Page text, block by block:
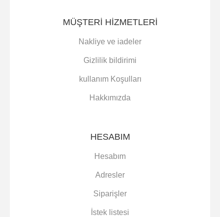
MÜŞTERI HIZMETLERI
Nakliye ve iadeler
Gizlilik bildirimi
kullanım Koşulları
Hakkımızda
HESABIM
Hesabım
Adresler
Siparişler
İstek listesi